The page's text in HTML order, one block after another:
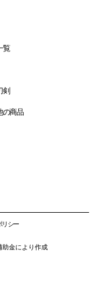
覧
剣
の商品
リシー
金により作成